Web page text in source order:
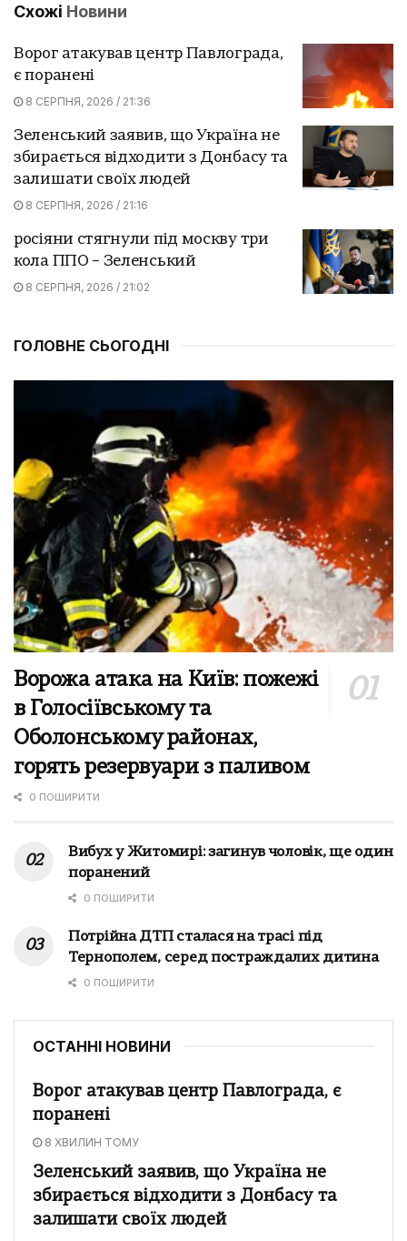
Схожі Новини
Ворог атакував центр Павлограда,
є поранені
8 СЕРПНЯ, 2026 / 21:36
Зеленський заявив, що Україна не
збирається відходити з Донбасу та
залишати своїх людей
8 СЕРПНЯ, 2026 / 21:16
росіяни стягнули під москву три
кола ППО – Зеленський
8 СЕРПНЯ, 2026 / 21:02
ГОЛОВНЕ СЬОГОДНІ
Ворожа атака на Київ: пожежі
в Голосіївському та
Оболонському районах,
горять резервуари з паливом
0 ПОШИРИТИ
Вибух у Житомирі: загинув чоловік, ще один
поранений
0 ПОШИРИТИ
Потрійна ДТП сталася на трасі під
Тернополем, серед постраждалих дитина
0 ПОШИРИТИ
ОСТАННІ НОВИНИ
Ворог атакував центр Павлограда, є
поранені
8 ХВИЛИН ТОМУ
Зеленський заявив, що Україна не
збирається відходити з Донбасу та
залишати своїх людей